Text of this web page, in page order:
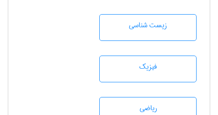
زيست شناسی
فیزیک
رياضی